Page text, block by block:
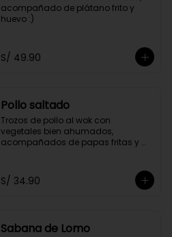
acompañado de plátano frito y
huevo :)
S/ 49.90
Pollo saltado
Trozos de pollo al wok con
vegetales bien ahumados,
acompañados de papas fritas y
S/ 34.90
Sabana de Lomo